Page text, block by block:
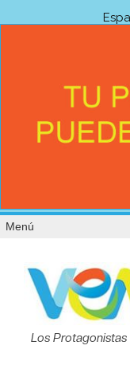
Menú
Los Protagonistas